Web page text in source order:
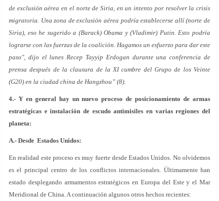
de exclusión aérea en el norte de Siria, en un intento por resolver la crisis
migratoria. Una zona de exclusión aérea podría establecerse allí (norte de
Siria), eso he sugerido a (Barack) Obama y (Vladimir) Putin. Esto podría
lograrse con las fuerzas de la coalición. Hagamos un esfuerzo para dar este
paso", dijo el lunes Recep Tayyip Erdogan durante una conferencia de
prensa después de la clausura de la XI cumbre del Grupo de los Veinte
(G20) en la ciudad china de Hangzhou” (8).
4.- Y en general hay un nuevo proceso de posicionamiento de armas
estratégicas e instalación de escudo antimisiles en varias regiones del
planeta:
A.- Desde Estados Unidos:
En realidad este proceso es muy fuerte desde Estados Unidos. No olvidemos
es el principal centro de los conflictos internacionales. Últimamente han
estado desplegando armamentos estratégicos en Europa del Este y el Mar
Meridional de China. A continuación algunos otros hechos recientes: